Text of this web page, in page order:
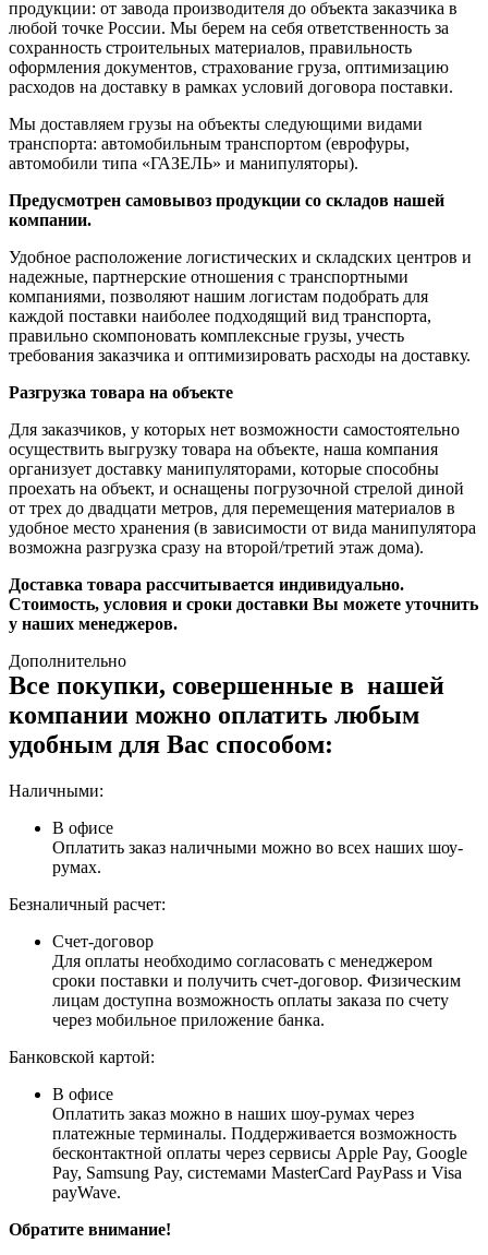
продукции: от завода производителя до объекта заказчика в
любой точке России. Мы берем на себя ответственность за
сохранность строительных материалов, правильность
оформления документов, страхование груза, оптимизацию
расходов на доставку в рамках условий договора поставки.
Мы доставляем грузы на объекты следующими видами
транспорта: автомобильным транспортом (еврофуры,
автомобили типа «ГАЗЕЛЬ» и манипуляторы).
Предусмотрен самовывоз продукции со складов нашей
компании.
Удобное расположение логистических и складских центров и
надежные, партнерские отношения с транспортными
компаниями, позволяют нашим логистам подобрать для
каждой поставки наиболее подходящий вид транспорта,
правильно скомпоновать комплексные грузы, учесть
требования заказчика и оптимизировать расходы на доставку.
Разгрузка товара на объекте
Для заказчиков, у которых нет возможности самостоятельно
осуществить выгрузку товара на объекте, наша компания
организует доставку манипуляторами, которые способны
проехать на объект, и оснащены погрузочной стрелой диной
от трех до двадцати метров, для перемещения материалов в
удобное место хранения (в зависимости от вида манипулятора
возможна разгрузка сразу на второй/третий этаж дома).
Доставка товара рассчитывается индивидуально.
Стоимость, условия и сроки доставки Вы можете уточнить
у наших менеджеров.
Дополнительно
Все покупки, совершенные в нашей
компании можно оплатить любым
удобным для Вас способом:
Наличными:
В офисе
Оплатить заказ наличными можно во всех наших шоу-
румах.
Безналичный расчет:
Счет-договор
Для оплаты необходимо согласовать с менеджером
сроки поставки и получить счет-договор. Физическим
лицам доступна возможность оплаты заказа по счету
через мобильное приложение банка.
Банковской картой:
В офисе
Оплатить заказ можно в наших шоу-румах через
платежные терминалы. Поддерживается возможность
бесконтактной оплаты через сервисы Apple Pay, Google
Pay, Samsung Pay, системами MasterCard PayPass и Visa
payWave.
Обратите внимание!